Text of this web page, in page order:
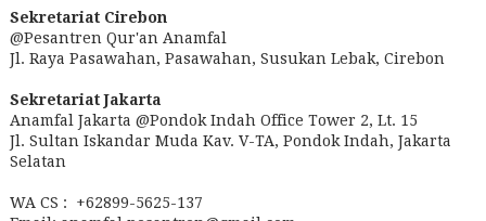
Sekretariat Cirebon
@Pesantren Qur'an Anamfal
Jl. Raya Pasawahan, Pasawahan, Susukan Lebak, Cirebon
Sekretariat Jakarta
Anamfal Jakarta @Pondok Indah Office Tower 2, Lt. 15
Jl. Sultan Iskandar Muda Kav. V-TA, Pondok Indah, Jakarta
Selatan
WA CS : +62899-5625-137